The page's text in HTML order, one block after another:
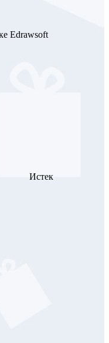
Edrawsoft
Истек